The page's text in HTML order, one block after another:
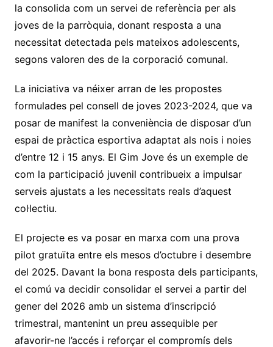
la consolida com un servei de referència per als
joves de la parròquia, donant resposta a una
necessitat detectada pels mateixos adolescents,
segons valoren des de la corporació comunal.
La iniciativa va néixer arran de les propostes
formulades pel consell de joves 2023-2024, que va
posar de manifest la conveniència de disposar d’un
espai de pràctica esportiva adaptat als nois i noies
d’entre 12 i 15 anys. El Gim Jove és un exemple de
com la participació juvenil contribueix a impulsar
serveis ajustats a les necessitats reals d’aquest
col·lectiu.
El projecte es va posar en marxa com una prova
pilot gratuïta entre els mesos d’octubre i desembre
del 2025. Davant la bona resposta dels participants,
el comú va decidir consolidar el servei a partir del
gener del 2026 amb un sistema d’inscripció
trimestral, mantenint un preu assequible per
afavorir-ne l’accés i reforçar el compromís dels